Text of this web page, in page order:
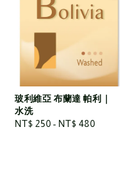
玻利維亞 布蘭達 帕利｜
水洗
Regular
NT$ 250 - NT$ 480